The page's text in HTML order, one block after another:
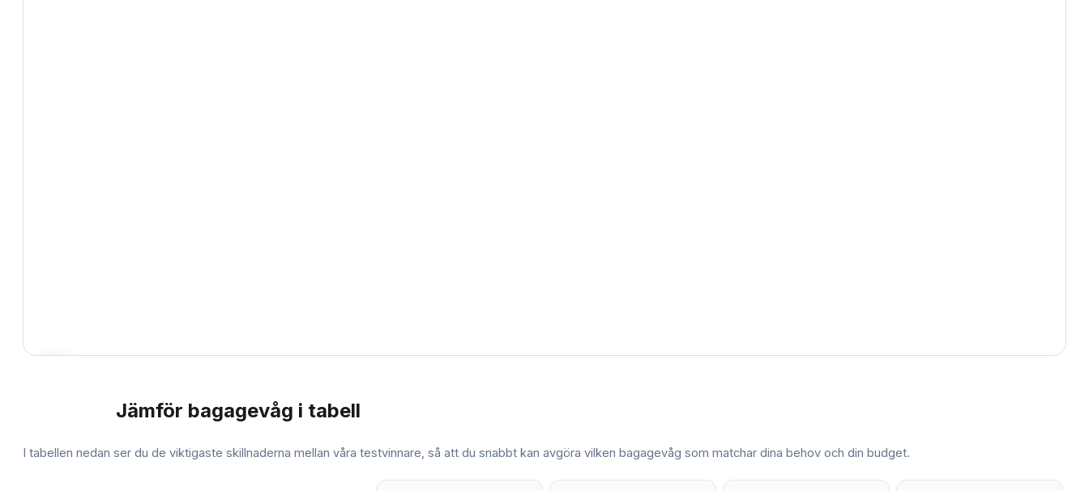
Jämför bagagevåg i tabell
I tabellen nedan ser du de viktigaste skillnaderna mellan våra testvinnare, så att du snabbt kan avgöra vilken bagagevåg som matchar dina behov och din budget.